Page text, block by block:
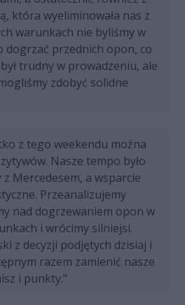
która wyeliminowała nas z
warunkach nie byliśmy w
dogrzać przednich opon, co
trudny w prowadzeniu, ale
zdobyć solidne
z tego weekendu można
Nasze tempo było
z Mercedesem, a wsparcie
Przeanalizujemy
nad dogrzewaniem opon w
i wrócimy silniejsi.
z decyzji podjętych dzisiaj i
razem zamienić nasze
i punkty."